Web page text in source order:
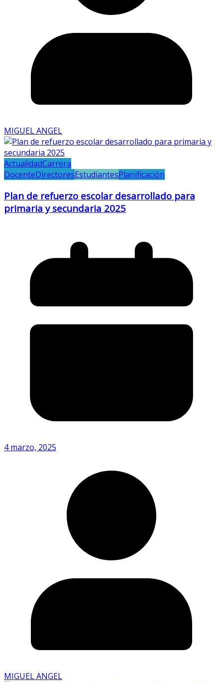
MIGUEL ANGEL
ActualidadCarrera
DocenteDirectoresEstudiantesPlanificación
Plan de refuerzo escolar desarrollado para
primaria y secundaria 2025
4 marzo, 2025
MIGUEL ANGEL